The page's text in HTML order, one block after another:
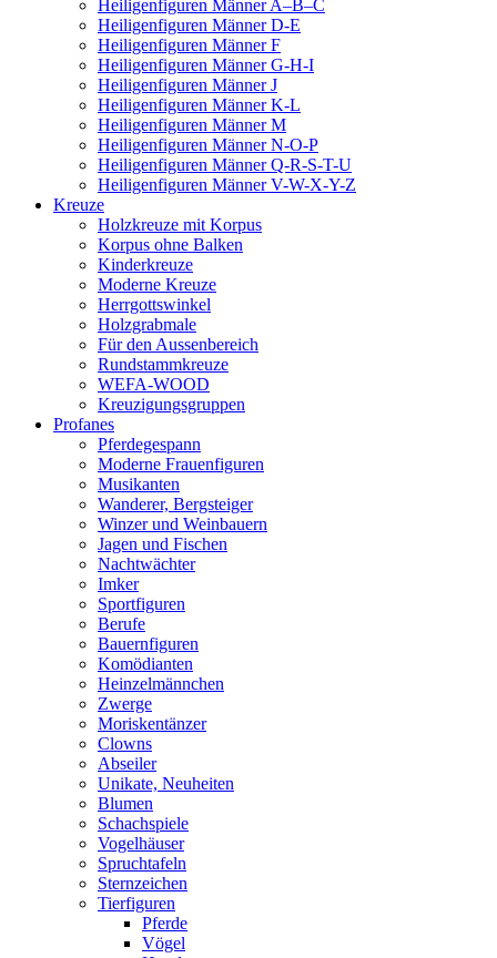
Heiligenfiguren Männer A–B–C
Heiligenfiguren Männer D-E
Heiligenfiguren Männer F
Heiligenfiguren Männer G-H-I
Heiligenfiguren Männer J
Heiligenfiguren Männer K-L
Heiligenfiguren Männer M
Heiligenfiguren Männer N-O-P
Heiligenfiguren Männer Q-R-S-T-U
Heiligenfiguren Männer V-W-X-Y-Z
Kreuze
Holzkreuze mit Korpus
Korpus ohne Balken
Kinderkreuze
Moderne Kreuze
Herrgottswinkel
Holzgrabmale
Für den Aussenbereich
Rundstammkreuze
WEFA-WOOD
Kreuzigungsgruppen
Profanes
Pferdegespann
Moderne Frauenfiguren
Musikanten
Wanderer, Bergsteiger
Winzer und Weinbauern
Jagen und Fischen
Nachtwächter
Imker
Sportfiguren
Berufe
Bauernfiguren
Komödianten
Heinzelmännchen
Zwerge
Moriskentänzer
Clowns
Abseiler
Unikate, Neuheiten
Blumen
Schachspiele
Vogelhäuser
Spruchtafeln
Sternzeichen
Tierfiguren
Pferde
Vögel